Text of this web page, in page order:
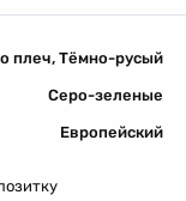
плеч, Тёмно-русый
Серо-зеленые
Европейский